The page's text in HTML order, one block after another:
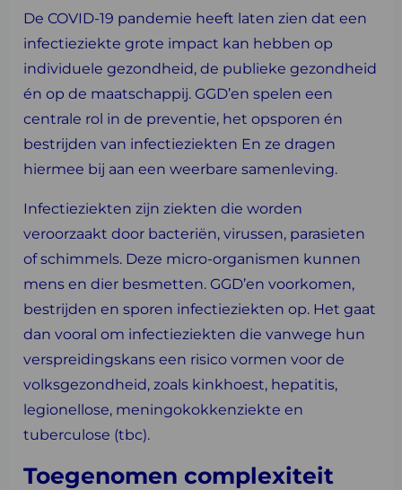
De COVID-19 pandemie heeft laten zien dat een
infectieziekte grote impact kan hebben op
individuele gezondheid, de publieke gezondheid
én op de maatschappij. GGD’en spelen een
centrale rol in de preventie, het opsporen én
bestrijden van infectieziekten En ze dragen
hiermee bij aan een weerbare samenleving.
Infectieziekten zijn ziekten die worden
veroorzaakt door bacteriën, virussen, parasieten
of schimmels. Deze micro-organismen kunnen
mens en dier besmetten. GGD’en voorkomen,
bestrijden en sporen infectieziekten op. Het gaat
dan vooral om infectieziekten die vanwege hun
verspreidingskans een risico vormen voor de
volksgezondheid, zoals kinkhoest, hepatitis,
legionellose, meningokokkenziekte en
tuberculose (tbc).
Toegenomen complexiteit